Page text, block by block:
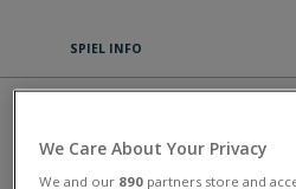
SPIEL INFO
We Care About Your Privacy
We and our 890 partners store and